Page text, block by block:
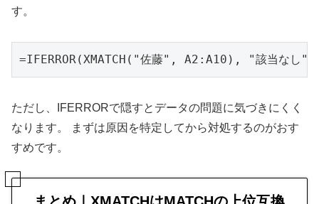
す。
=IFERROR(XMATCH("佐藤", A2:A10), "該当なし")
ただし、IFERRORで隠すとデータの問題に気づきにくく
なります。 まずは原因を特定してから対処するのがおす
すめです。